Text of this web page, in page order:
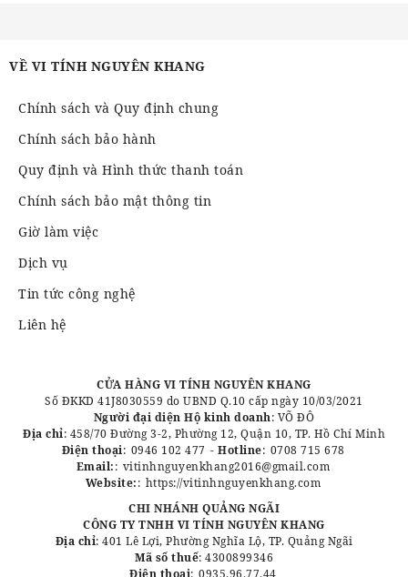
VỀ VI TÍNH NGUYÊN KHANG
Chính sách và Quy định chung
Chính sách bảo hành
Quy định và Hình thức thanh toán
Chính sách bảo mật thông tin
Giờ làm việc
Dịch vụ
Tin tức công nghệ
Liên hệ
CỬA HÀNG VI TÍNH NGUYÊN KHANG
Số ĐKKD 41J8030559 do UBND Q.10 cấp ngày 10/03/2021
Người đại diện Hộ kinh doanh: VÕ ĐÔ
Địa chỉ: 458/70 Đường 3-2, Phường 12, Quận 10, TP. Hồ Chí Minh
Điện thoại: 0946 102 477 - Hotline: 0708 715 678
Email:: vitinhnguyenkhang2016@gmail.com
Website:: https://vitinhnguyenkhang.com
CHI NHÁNH QUẢNG NGÃI
CÔNG TY TNHH VI TÍNH NGUYÊN KHANG
Địa chỉ: 401 Lê Lợi, Phường Nghĩa Lộ, TP. Quảng Ngãi
Mã số thuế: 4300899346
Điện thoại: 0935.96.77.44